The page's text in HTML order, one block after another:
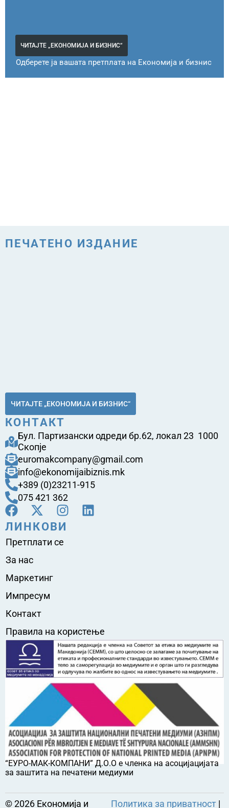
ЧИТАЈТЕ „ЕКОНОМИЈА И БИЗНИС“
Одберете ја вашата претплата на Економија и бизнис
ПЕЧАТЕНО ИЗДАНИЕ
ЧИТАЈТЕ „ЕКОНОМИЈА И БИЗНИС“
КОНТАКТ
Бул. Партизански одреди бр.62, локал 23 1000
Скопје
euromakcompany@gmail.com
info@ekonomijaibiznis.mk
+389 (0)23211-915
075 421 362
ЛИНКОВИ
Претплати се
За нас
Маркетинг
Импресум
Контакт
Правила на користење
“ЕУРО-МАК-КОМПАНИ” Д.О.О е членка на асоцијацијата
за заштита на печатени медиуми
©2026 Економија и Политика за приватност |